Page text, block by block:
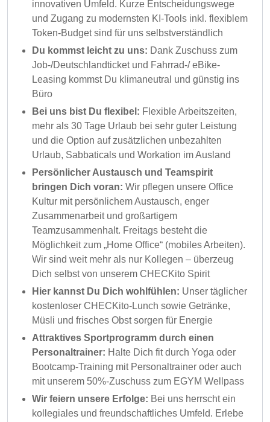
innovativen Umfeld. Kurze Entscheidungswege
und Zugang zu modernsten KI-Tools inkl. flexiblem
Token-Budget sind für uns selbstverständlich
Du kommst leicht zu uns: Dank Zuschuss zum
Job-/Deutschlandticket und Fahrrad-/ eBike-
Leasing kommst Du klimaneutral und günstig ins
Büro
Bei uns bist Du flexibel: Flexible Arbeitszeiten,
mehr als 30 Tage Urlaub bei sehr guter Leistung
und die Option auf zusätzlichen unbezahlten
Urlaub, Sabbaticals und Workation im Ausland
Persönlicher Austausch und Teamspirit
bringen Dich voran: Wir pflegen unsere Office
Kultur mit persönlichem Austausch, enger
Zusammenarbeit und großartigem
Teamzusammenhalt. Freitags besteht die
Möglichkeit zum „Home Office“ (mobiles Arbeiten).
Wir sind weit mehr als nur Kollegen – überzeug
Dich selbst von unserem CHECKito Spirit
Hier kannst Du Dich wohlfühlen: Unser täglicher
kostenloser CHECKito-Lunch sowie Getränke,
Müsli und frisches Obst sorgen für Energie
Attraktives Sportprogramm durch einen
Personaltrainer: Halte Dich fit durch Yoga oder
Bootcamp-Training mit Personaltrainer oder auch
mit unserem 50%-Zuschuss zum EGYM Wellpass
Wir feiern unsere Erfolge: Bei uns herrscht ein
kollegiales und freundschaftliches Umfeld. Erlebe